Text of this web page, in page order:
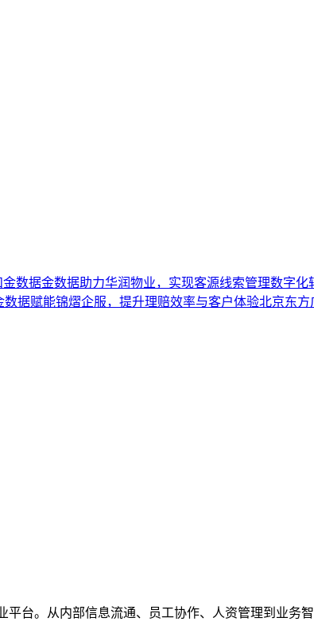
数据金数据助力华润物业，实现客源线索管理数字化
数据赋能锦熠企服，提升理赔效率与客户体验北京东方
台。从内部信息流通、员工协作、人资管理到业务